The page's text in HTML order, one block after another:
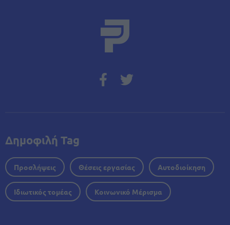
Δημοφιλή Tag
Προσλήψεις Θέσεις εργασίας Αυτοδιοίκηση
Ιδιωτικός τομέας Κοινωνικό Μέρισμα